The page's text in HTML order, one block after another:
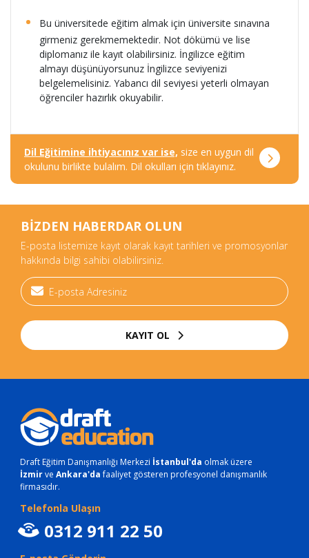
Bu üniversitede eğitim almak için üniversite sınavına
girmeniz gerekmemektedir. Not dökümü ve lise
diplomanız ile kayıt olabilirsiniz. İngilizce eğitim
almayı düşünüyorsunuz İngilizce seviyenizi
belgelemelisiniz. Yabancı dil seviyesi yeterli olmayan
öğrenciler hazırlık okuyabilir.
Dil Eğitimine ihtiyacınız var ise, size en uygun dil
okulunu birlikte bulalım. Dil okulları için tıklayınız.
BİZDEN HABERDAR OLUN
E-posta listemize kayıt olarak kayıt tarihleri ve promosyonlar
hakkında bilgi sahibi olabilirsiniz.
KAYIT OL
Draft Eğitim Danışmanlığı Merkezi İstanbul'da olmak üzere
İzmirve Ankara'dafaaliyet gösteren profesyonel danışmanlık
firmasıdır.
Telefonla Ulaşın
0312 911 22 50